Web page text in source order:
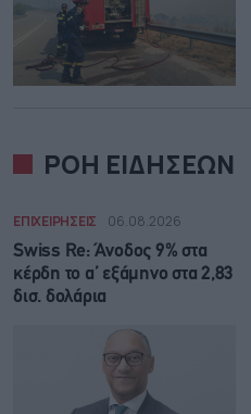
ΡΟΗ ΕΙΔΗΣΕΩΝ
ΕΠΙΧΕΙΡΗΣΕΙΣ 06.08.2026
Swiss Re: Άνοδος 9% στα
κέρδη το α’ εξάμηνο στα 2,83
δισ. δολάρια